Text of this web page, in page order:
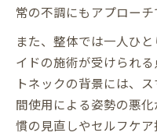
常の不調にもアプローチ
また、整体では一人ひ
イドの施術が受けられ
トネックの背景には、
間使用による姿勢の悪
慣の見直しやセルフケ